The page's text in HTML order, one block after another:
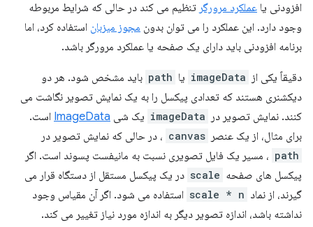
افزودنی یا عملکرد مرورگر تنظیم می کند در حالی که شرایط مربوطه
وجود دارد. این عملکرد را می توان بدون مجوز میزبان استفاده کرد، اما
برنامه افزودنی باید دارای یک صفحه یا عملکرد مرورگر باشد.
دقیقاً یکی از imageData یا path باید مشخص شود. هر دو
دیکشنری هستند که تعدادی پیکسل را به یک نمایش تصویر نگاشت می
کنند. نمایش تصویر در
imageData یک شی ImageData است.
برای مثال، از یک عنصر canvas ، در حالی که نمایش تصویر در
path ، مسیر یک فایل تصویری نسبت به مانیفست پسوند است. اگر
پیکسل های صفحه scale در یک پیکسل مستقل از دستگاه قرار می
گیرند، از نماد scale * n استفاده می شود. اگر آن مقیاس وجود
نداشته باشد، اندازه تصویر دیگر به اندازه مورد نیاز تغییر می کند.